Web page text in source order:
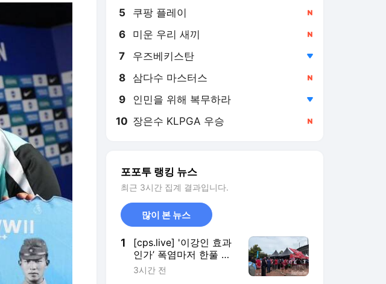
5 쿠팡 플레이
6 미운 우리 새끼
7 우즈베키스탄
8 삼다수 마스터스
9 인민을 위해 복무하라
10 장은수 KLPGA 우승
포포투 랭킹 뉴스
최근 3시간 집계 결과입니다.
많이 본 뉴스
1
[cps.live] '이강인 효과
인가’ 폭염마저 한풀 꺾
였다…3시간 전부터 ‘구
3시간 전